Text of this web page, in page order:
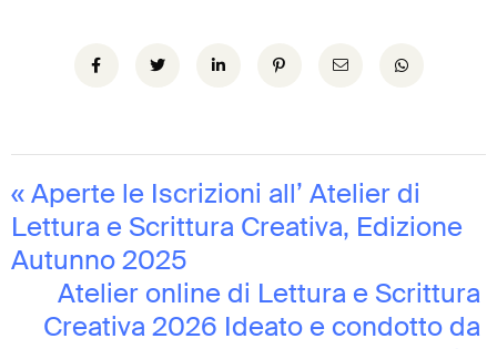
«Aperte le Iscrizioni all’ Atelier di
Lettura e Scrittura Creativa, Edizione
Autunno 2025
Atelier online di Lettura e Scrittura
Creativa 2026 Ideato e condotto da